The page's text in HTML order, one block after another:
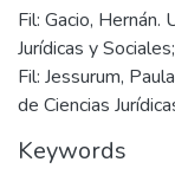
Fil: Gacio, Hernán.
Jurídicas y
Fil: Jessurum,
de Ciencias
Keywords